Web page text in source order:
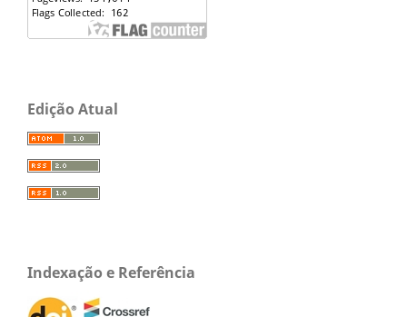
Edição Atual
Indexação e Referência